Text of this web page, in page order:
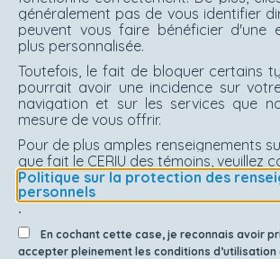
généralement pas de vous identifier
peuvent vous faire bénéficier d'une
plus personnalisée.
Toutefois, le fait de bloquer certains
pourrait avoir une incidence sur
navigation et sur les services que
mesure de vous offrir.
Pour de plus amples renseignements
que fait le CERIU des témoins, veuillez
Politique sur la protection des
personnels
.
En cochant cette case, je reconnais avoir
accepter pleinement les conditions